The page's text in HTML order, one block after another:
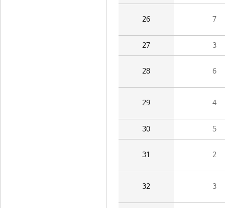
26 7
27 3
28 6
29 4
30 5
31 2
32 3